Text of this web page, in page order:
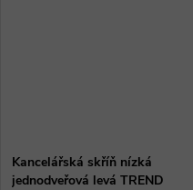
Kancelářská skříň nízká
jednodveřová levá TREND